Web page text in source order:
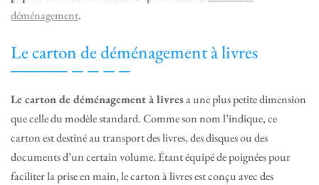
déménagement.
Le carton de déménagement à livres
Le carton de déménagement à livresa une plus petite dimension
que celle du modèle standard. Comme son nom l’indique, ce
carton est destiné au transport des livres, des disques ou des
documents d’un certain volume. Étant équipé de poignées pour
faciliter la prise en main, le carton à livres est conçu avec des